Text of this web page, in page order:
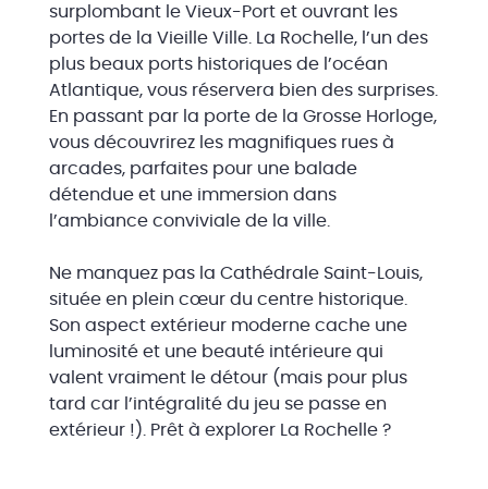
surplombant le Vieux-Port et ouvrant les
portes de la Vieille Ville. La Rochelle, l’un des
plus beaux ports historiques de l’océan
Atlantique, vous réservera bien des surprises.
En passant par la porte de la Grosse Horloge,
vous découvrirez les magnifiques rues à
arcades, parfaites pour une balade
détendue et une immersion dans
l’ambiance conviviale de la ville.
Ne manquez pas la Cathédrale Saint-Louis,
située en plein cœur du centre historique.
Son aspect extérieur moderne cache une
luminosité et une beauté intérieure qui
valent vraiment le détour (mais pour plus
tard car l’intégralité du jeu se passe en
extérieur !). Prêt à explorer La Rochelle ?